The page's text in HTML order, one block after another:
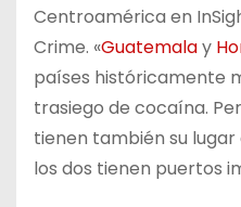
Centroamérica en
Crime. «Guatemalay
países históricamente
trasiego de cocaína.
tienen también su
los dos tienen puertos